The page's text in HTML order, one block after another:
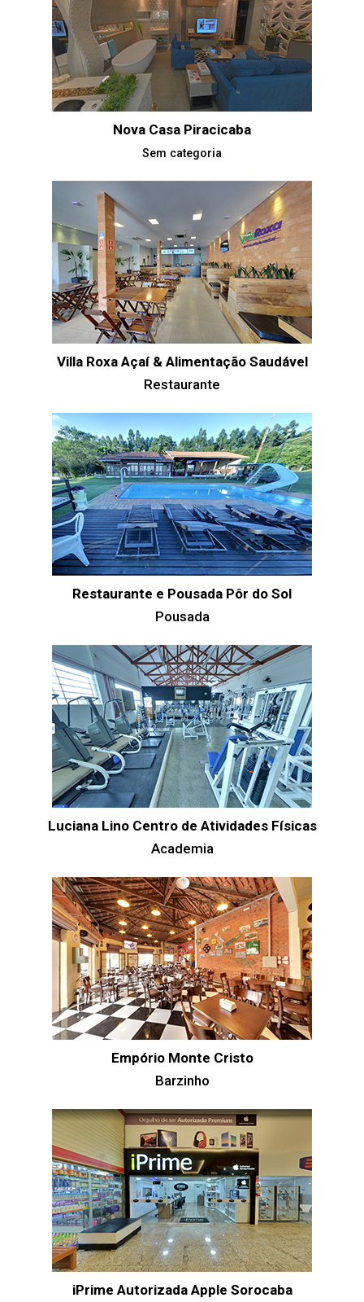
Nova Casa Piracicaba
Sem categoria
Villa Roxa Açaí & Alimentação Saudável
Restaurante
Restaurante e Pousada Pôr do Sol
Pousada
Luciana Lino Centro de Atividades Físicas
Academia
Empório Monte Cristo
Barzinho
iPrime Autorizada Apple Sorocaba